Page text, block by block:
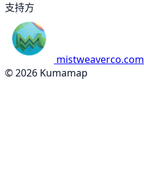
支持方
mistweaverco.com
© 2026 Kumamap